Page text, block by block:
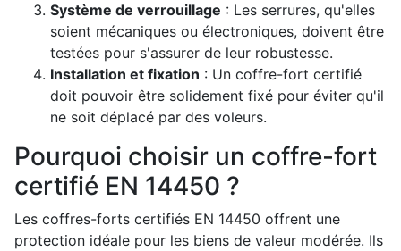
Système de verrouillage : Les serrures, qu'elles
soient mécaniques ou électroniques, doivent être
testées pour s'assurer de leur robustesse.
Installation et fixation : Un coffre-fort certifié
doit pouvoir être solidement fixé pour éviter qu'il
ne soit déplacé par des voleurs.
Pourquoi choisir un coffre-fort
certifié EN 14450 ?
Les coffres-forts certifiés EN 14450 offrent une
protection idéale pour les biens de valeur modérée. Ils